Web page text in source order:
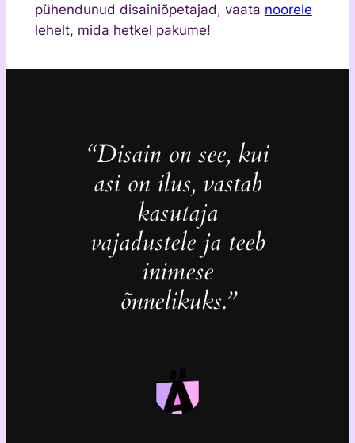
pühendunud disainiõpetajad, vaata noorele
lehelt, mida hetkel pakume!
“Disain on see, kui
asi on ilus, vastab
kasutaja
vajadustele ja teeb
inimese
õnnelikuks.”